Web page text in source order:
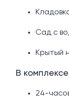
Сад с
Крытый
В
24-